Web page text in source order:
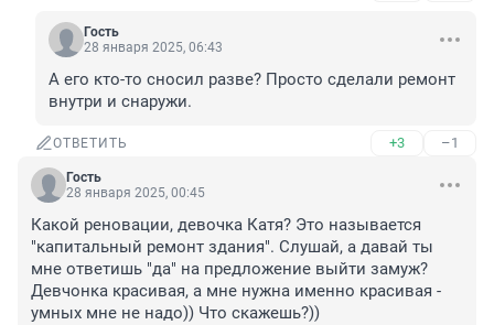
Гость
28 января 2025, 06:43
А его кто-то сносил разве? Просто сделали ремонт
внутри и снаружи.
ОТВЕТИТЬ +3 –1
Гость
28 января 2025, 00:45
Какой реновации, девочка Катя? Это называется
"капитальный ремонт здания". Слушай, а давай ты
мне ответишь "да" на предложение выйти замуж?
Девчонка красивая, а мне нужна именно красивая -
умных мне не надо)) Что скажешь?))